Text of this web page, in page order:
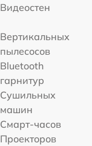
Видеостен
Вертикальных
пылесосов
Bluetooth
гарнитур
Сушильных
машин
Смарт-часов
Проекторов